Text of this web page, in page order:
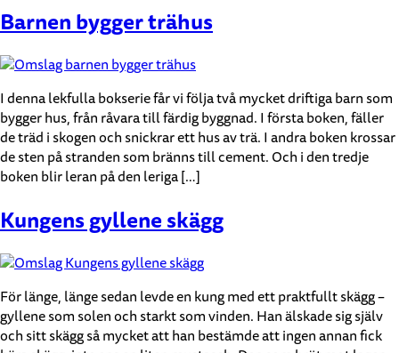
Barnen bygger trähus
I denna lekfulla bokserie får vi följa två mycket driftiga barn som
bygger hus, från råvara till färdig byggnad. I första boken, fäller
de träd i skogen och snickrar ett hus av trä. I andra boken krossar
de sten på stranden som bränns till cement. Och i den tredje
boken blir leran på den leriga […]
Kungens gyllene skägg
För länge, länge sedan levde en kung med ett praktfullt skägg –
gyllene som solen och starkt som vinden. Han älskade sig själv
och sitt skägg så mycket att han bestämde att ingen annan fick